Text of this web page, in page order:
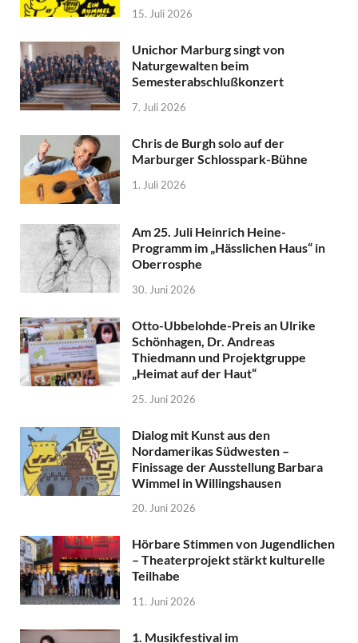
15. Juli 2026
Unichor Marburg singt von
Naturgewalten beim
Semesterabschlußkonzert
7. Juli 2026
Chris de Burgh solo auf der
Marburger Schlosspark-Bühne
1. Juli 2026
Am 25. Juli Heinrich Heine-
Programm im „Hässlichen Haus“ in
Oberrosphe
30. Juni 2026
Otto-Ubbelohde-Preis an Ulrike
Schönhagen, Dr. Andreas
Thiedmann und Projektgruppe
„Heimat auf der Haut“
25. Juni 2026
Dialog mit Kunst aus den
Nordamerikas Südwesten –
Finissage der Ausstellung Barbara
Wimmel in Willingshausen
20. Juni 2026
Hörbare Stimmen von Jugendlichen
– Theaterprojekt stärkt kulturelle
Teilhabe
11. Juni 2026
1. Musikfestival im